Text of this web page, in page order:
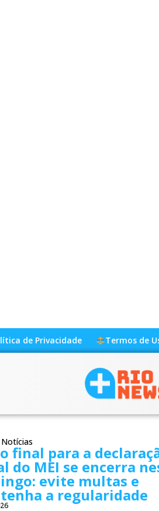
de Privacidade Termos de
final para a
do MEI se encerra
evite multas e
a regularidade